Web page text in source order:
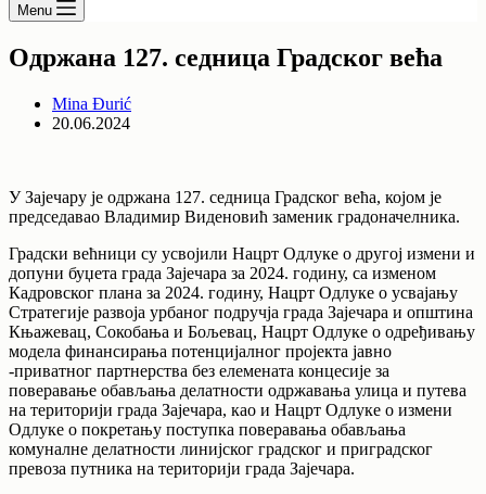
Menu
Одржана 127. седница Градског већа
Mina Đurić
20.06.2024
У Зајечару је одржана 127. седница Градског већа, којом је
председавао Владимир Виденовић заменик градоначелника.
Градски већници су усвојили Нацрт Одлуке о другој измени и
допуни буџета града Зајечара за 2024. годину, са изменом
Кадровског плана за 2024. годину, Нацрт Одлуке о усвајању
Стратегије развоја урбаног подручја града Зајечара и општина
Књажевац, Сокобања и Бољевац, Нацрт Одлуке о одређивању
модела финансирања потенцијалног пројекта јавно
-приватног партнерства без елемената концесије за
поверавање обављања делатности одржавања улица и путева
на територији града Зајечара, као и Нацрт Одлуке о измени
Одлуке о покретању поступка поверавања обављања
комуналне делатности линијског градског и приградског
превоза путника на територији града Зајечара.